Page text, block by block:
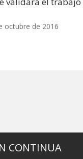
octubre de 2016
CONTINUA